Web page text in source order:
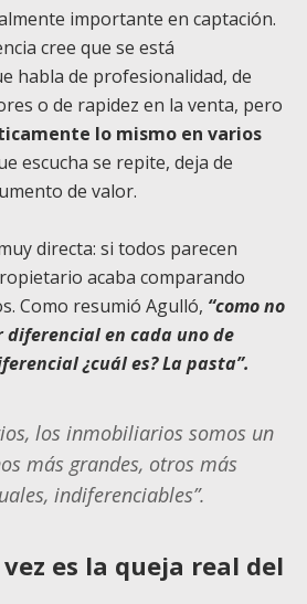
importante en captación.
cree que se está
habla de profesionalidad, de
o de rapidez en la venta, pero
lo mismo en varios
escucha se repite, deja de
de valor.
directa: si todos parecen
acaba comparando
Como resumió Agulló, “como no
diferencial en cada uno de
¿cuál es? La pasta”.
los inmobiliarios somos un
más grandes, otros más
indiferenciables”.
es la queja real del